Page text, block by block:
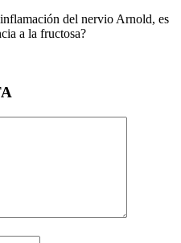
del nervio Arnold, es
a la fructosa?